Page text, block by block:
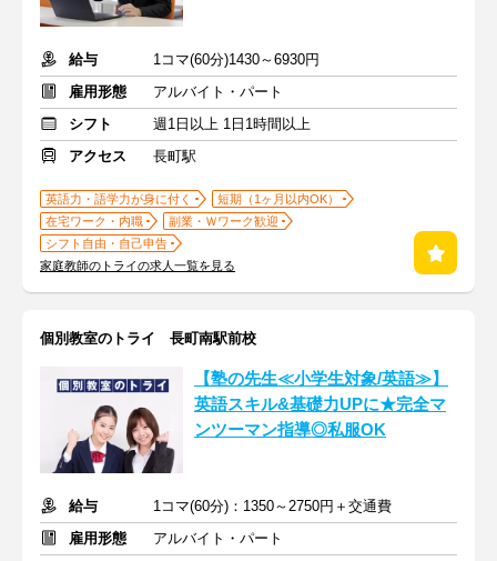
給与
1コマ(60分)1430～6930円
雇用形態
アルバイト・パート
シフト
週1日以上 1日1時間以上
アクセス
長町駅
英語力・語学力が身に付く
短期（1ヶ月以内OK）
在宅ワーク・内職
副業・Ｗワーク歓迎
シフト自由・自己申告
家庭教師のトライの求人一覧を見る
個別教室のトライ 長町南駅前校
【塾の先生≪小学生対象/英語≫】
英語スキル&基礎力UPに★完全マ
ンツーマン指導◎私服OK
給与
1コマ(60分)：1350～2750円＋交通費
雇用形態
アルバイト・パート